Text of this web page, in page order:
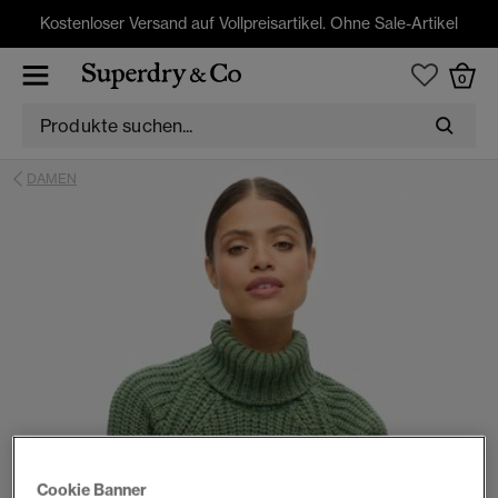
Kostenloser Versand auf Vollpreisartikel. Ohne Sale-Artikel
0
DAMEN
Cookie Banner